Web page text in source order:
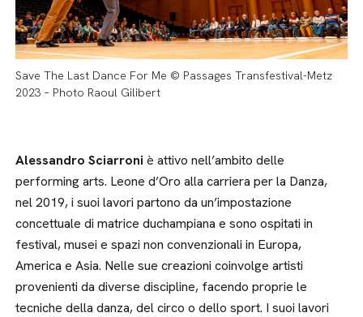
Save The Last Dance For Me © Passages Transfestival-Metz
2023 – Photo Raoul Gilibert
Alessandro Sciarroniè attivo nell’ambito delle
performing arts. Leone d’Oro alla carriera per la Danza,
nel 2019, i suoi lavori partono da un’impostazione
concettuale di matrice duchampiana e sono ospitati in
festival, musei e spazi non convenzionali in Europa,
America e Asia. Nelle sue creazioni coinvolge artisti
provenienti da diverse discipline, facendo proprie le
tecniche della danza, del circo o dello sport. I suoi lavori